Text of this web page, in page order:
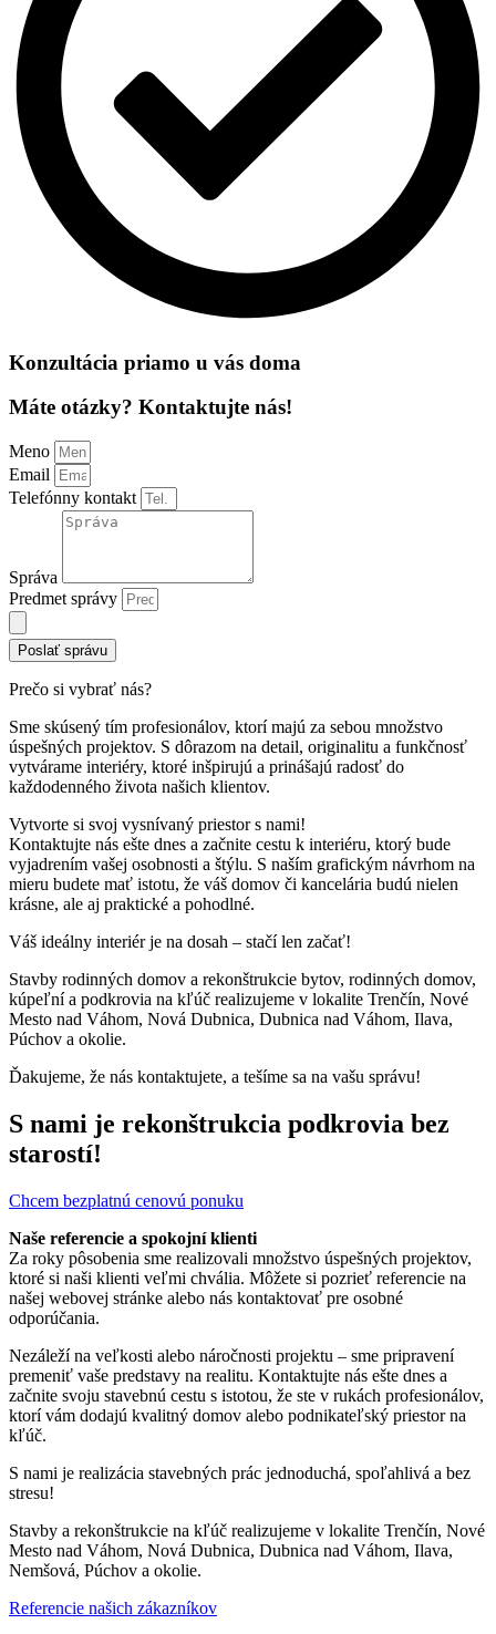
Konzultácia priamo u vás doma
Máte otázky? Kontaktujte nás!
Meno
Email
Telefónny kontakt
Správa
Predmet správy
Poslať správu
Prečo si vybrať nás?
Sme skúsený tím profesionálov, ktorí majú za sebou množstvo
úspešných projektov. S dôrazom na detail, originalitu a funkčnosť
vytvárame interiéry, ktoré inšpirujú a prinášajú radosť do
každodenného života našich klientov.
Vytvorte si svoj vysnívaný priestor s nami!
Kontaktujte nás ešte dnes a začnite cestu k interiéru, ktorý bude
vyjadrením vašej osobnosti a štýlu. S naším grafickým návrhom na
mieru budete mať istotu, že váš domov či kancelária budú nielen
krásne, ale aj praktické a pohodlné.
Váš ideálny interiér je na dosah – stačí len začať!
Stavby rodinných domov a rekonštrukcie bytov, rodinných domov,
kúpeľní a podkrovia na kľúč realizujeme v lokalite Trenčín, Nové
Mesto nad Váhom, Nová Dubnica, Dubnica nad Váhom, Ilava,
Púchov a okolie.
Ďakujeme, že nás kontaktujete, a tešíme sa na vašu správu!
S nami je rekonštrukcia podkrovia bez
starostí!
Chcem bezplatnú cenovú ponuku
Naše referencie a spokojní klienti
Za roky pôsobenia sme realizovali množstvo úspešných projektov,
ktoré si naši klienti veľmi chvália. Môžete si pozrieť referencie na
našej webovej stránke alebo nás kontaktovať pre osobné
odporúčania.
Nezáleží na veľkosti alebo náročnosti projektu – sme pripravení
premeniť vaše predstavy na realitu. Kontaktujte nás ešte dnes a
začnite svoju stavebnú cestu s istotou, že ste v rukách profesionálov,
ktorí vám dodajú kvalitný domov alebo podnikateľský priestor na
kľúč.
S nami je realizácia stavebných prác jednoduchá, spoľahlivá a bez
stresu!
Stavby a rekonštrukcie na kľúč realizujeme v lokalite Trenčín, Nové
Mesto nad Váhom, Nová Dubnica, Dubnica nad Váhom, Ilava,
Nemšová, Púchov a okolie.
Referencie našich zákazníkov